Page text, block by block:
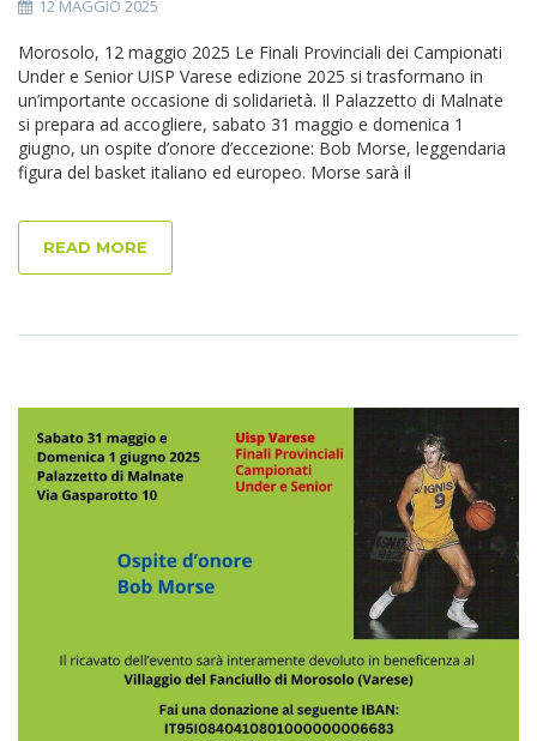
12 MAGGIO 2025
Morosolo, 12 maggio 2025 Le Finali Provinciali dei Campionati
Under e Senior UISP Varese edizione 2025 si trasformano in
un’importante occasione di solidarietà. Il Palazzetto di Malnate
si prepara ad accogliere, sabato 31 maggio e domenica 1
giugno, un ospite d’onore d’eccezione: Bob Morse, leggendaria
figura del basket italiano ed europeo. Morse sarà il
READ MORE